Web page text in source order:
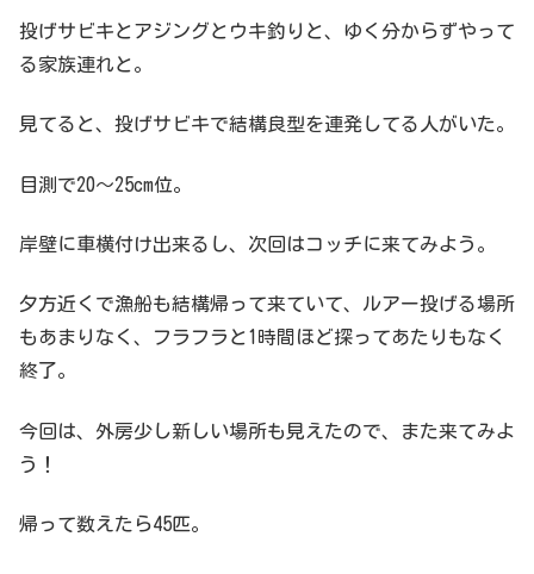
投げサビキとアジングとウキ釣りと、ゆく分からずやって
る家族連れと。
見てると、投げサビキで結構良型を連発してる人がいた。
目測で20～25cm位。
岸壁に車横付け出来るし、次回はコッチに来てみよう。
夕方近くで漁船も結構帰って来ていて、ルアー投げる場所
もあまりなく、フラフラと1時間ほど探ってあたりもなく
終了。
今回は、外房少し新しい場所も見えたので、また来てみよ
う！
帰って数えたら45匹。